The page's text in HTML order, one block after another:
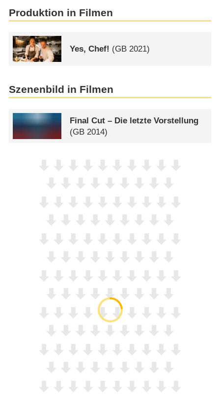
Produktion in Filmen
Yes, Chef! (GB 2021)
Szenenbild in Filmen
Final Cut – Die letzte Vorstellung
(GB 2014)